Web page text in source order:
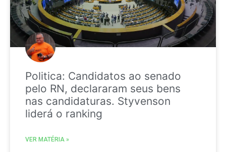
Politica: Candidatos ao senado
pelo RN, declararam seus bens
nas candidaturas. Styvenson
liderá o ranking
VER MATÉRIA »